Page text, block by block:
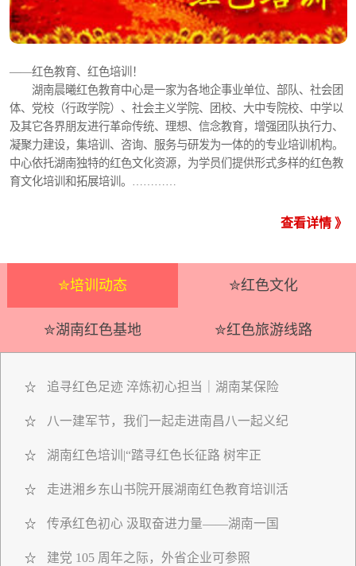
——红色教育、红色培训！
湖南晨曦红色教育中心是一家为各地企事业单位、部队、社会团
体、党校（行政学院）、社会主义学院、团校、大中专院校、中学以
及其它各界朋友进行革命传统、理想、信念教育，增强团队执行力、
凝聚力建设，集培训、咨询、服务与研发为一体的的专业培训机构。
中心依托湖南独特的红色文化资源，为学员们提供形式多样的红色教
育文化培训和拓展培训。…………
查看详情 》
✮培训动态 ✮红色文化
✮湖南红色基地 ✮红色旅游线路
☆ 追寻红色足迹 淬炼初心担当｜湖南某保险
☆ 八一建军节，我们一起走进南昌八一起义纪
☆ 湖南红色培训|“踏寻红色长征路 树牢正
☆ 走进湘乡东山书院开展湖南红色教育培训活
☆ 传承红色初心 汲取奋进力量——湖南一国
☆ 建党 105 周年之际，外省企业可参照